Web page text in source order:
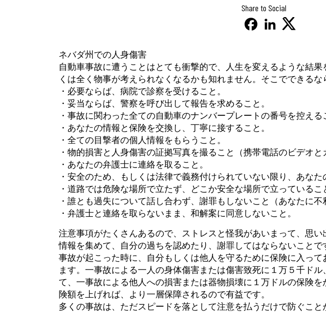
Share to Social
ネバダ州での人身傷害
自動車事故に遭うことはとても衝撃的で、人生を変えるような結
くは全く物事が考えられなくなるかも知れません。そこでできる
・必要ならば、病院で診察を受けること。
・妥当ならば、警察を呼び出して報告を求めること。
・事故に関わった全ての自動車のナンバープレートの番号を控える
・あなたの情報と保険を交換し、丁寧に接すること。
・全ての目撃者の個人情報をもらうこと。
・物的損害と人身傷害の証拠写真を撮ること（携帯電話のビデオと
・あなたの弁護士に連絡を取ること。
・安全のため、もしくは法律で義務付けられていない限り、あなた
・道路では危険な場所で立たず、どこか安全な場所で立っているこ
・誰とも過失について話し合わず、謝罪もしないこと（あなたに
・弁護士と連絡を取らないまま、和解案に同意しないこと。
注意事項がたくさんあるので、ストレスと怪我があいまって、思
情報を集めて、自分の過ちを認めたり、謝罪してはならないことで
事故が起こった時に、自分もしくは他人を守るために保険に入っ
ます。一事故による一人の身体傷害または傷害致死に１万５千ド
て、一事故による他人への損害または器物損壊に１万ドルの保険
険額を上げれば、より一層保障されるので有益です。
多くの事故は、ただスピードを落として注意を払うだけで防ぐこ